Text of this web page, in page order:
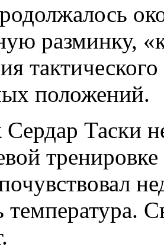
разминку,
положений.
Таски
температура.